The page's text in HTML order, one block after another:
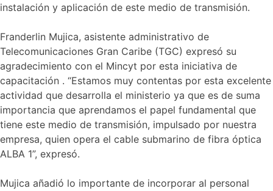
instalación y aplicación de este medio de transmisión.
Franderlin Mujica, asistente administrativo de
Telecomunicaciones Gran Caribe (TGC) expresó su
agradecimiento con el Mincyt por esta iniciativa de
capacitación . “Estamos muy contentas por esta excelente
actividad que desarrolla el ministerio ya que es de suma
importancia que aprendamos el papel fundamental que
tiene este medio de transmisión, impulsado por nuestra
empresa, quien opera el cable submarino de fibra óptica
ALBA 1”, expresó.
Mujica añadió lo importante de incorporar al personal